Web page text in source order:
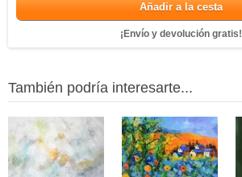
Añadir a la cesta
¡Envío y devolución gratis!
También podría interesarte...